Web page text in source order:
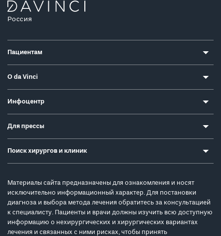
Россия
Пациентам
О da Vinci
Инфоцентр
Для прессы
Поиск хирургов и клиник
Материалы сайта предназначены для ознакомления и носят
исключительно информационный характер. Для постановки
диагноза и выбора метода лечения обратитесь за консультацией
к специалисту. Пациенты и врачи должны изучить всю доступную
информацию о нехирургических и хирургических вариантах
лечения и связанных с ними рисках, чтобы принять